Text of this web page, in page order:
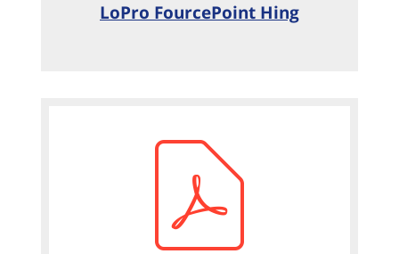
LoPro FourcePoint Hing